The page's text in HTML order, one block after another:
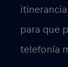
para que
telefonía